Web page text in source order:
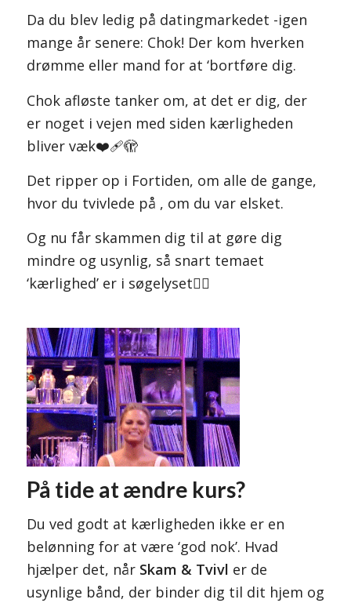
Da du blev ledig på datingmarkedet -igen
mange år senere: Chok! Der kom hverken
drømme eller mand for at ‘bortføre dig.
Chok afløste tanker om, at det er dig, der
er noget i vejen med siden kærligheden
bliver væk❤️‍🩹🫣
Det ripper op i Fortiden, om alle de gange,
hvor du tvivlede på , om du var elsket.
Og nu får skammen dig til at gøre dig
mindre og usynlig, så snart temaet
‘kærlighed’ er i søgelyset🤷‍♀️
På tide at ændre kurs?
Du ved godt at kærligheden ikke er en
belønning for at være ‘god nok’. Hvad
hjælper det, når Skam & Tvivl er de
usynlige bånd, der binder dig til dit hjem og